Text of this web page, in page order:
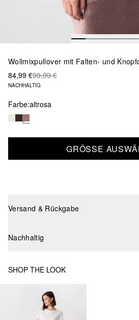
Wollmixpullover mit Falten- und
84,99 €99,99 €
NACHHALTIG
Farbe:altrosa
GRÖSSE
Versand & Rückgabe
Nachhaltig
SHOP THE LOOK